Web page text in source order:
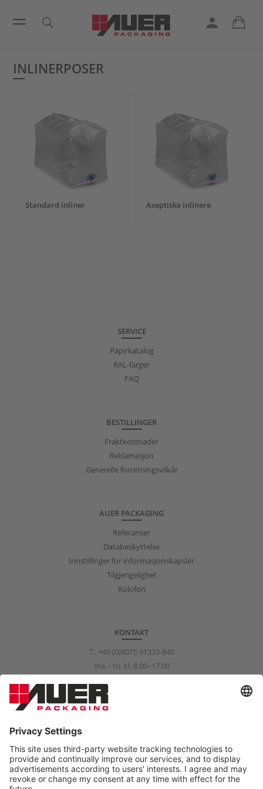
INLINERPOSER
Standard inliner Aseptiske inlinere
SERVICE
Papirkatalog
RAL-farger
FAQ
BESTILLINGER
Fraktkostnader
Reklamasjon
Generelle forretningsvilkår
AUER PACKAGING
Referanser
Databeskyttelse
Innstillinger for informasjonskapsler
Tilgjengelighet
Kolofon
KONTAKT
T.: +49 (0)8075 91333-840
ma. - to. kl. 8.00–17.00
info@auer-packaging.com